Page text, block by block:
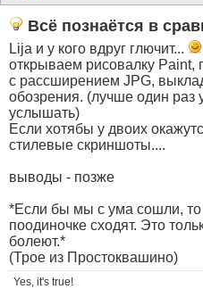
Всё познаётся в
Lija и у кого вдруг глючит...
открываем рисовалку Paint,
с рассширением JPG,
обозрения. (лучше один раз
услышать)
Если хотябы у двоих
стилевые скриншоты....
выводы - позже
*Если бы мы с ума сошли, то
поодиночке сходят. Это
болеют.*
(Трое из Простоквашино)
Yes, it's true!